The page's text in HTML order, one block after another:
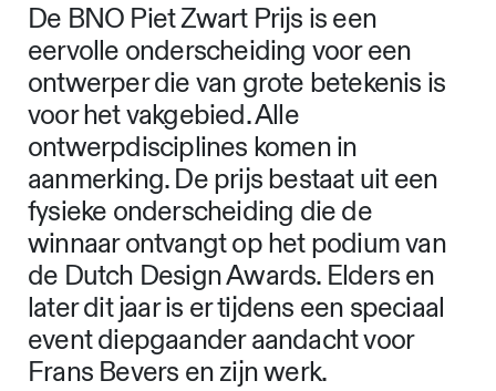
De BNO Piet Zwart Prijs is een
eervolle onderscheiding voor een
ontwerper die van grote betekenis is
voor het vakgebied. Alle
ontwerpdisciplines komen in
aanmerking. De prijs bestaat uit een
fysieke onderscheiding die de
winnaar ontvangt op het podium van
de Dutch Design Awards. Elders en
later dit jaar is er tijdens een speciaal
event diepgaander aandacht voor
Frans Bevers en zijn werk.